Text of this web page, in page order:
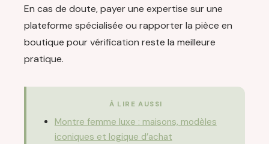
En cas de doute, payer une expertise sur une
plateforme spécialisée ou rapporter la pièce en
boutique pour vérification reste la meilleure
pratique.
À LIRE AUSSI
Montre femme luxe : maisons, modèles
iconiques et logique d’achat